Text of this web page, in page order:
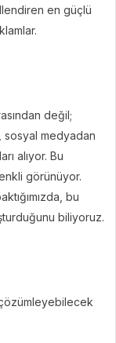
en güçlü
değil;
sosyal medyadan
alıyor. Bu
görünüyor.
bu
biliyoruz.